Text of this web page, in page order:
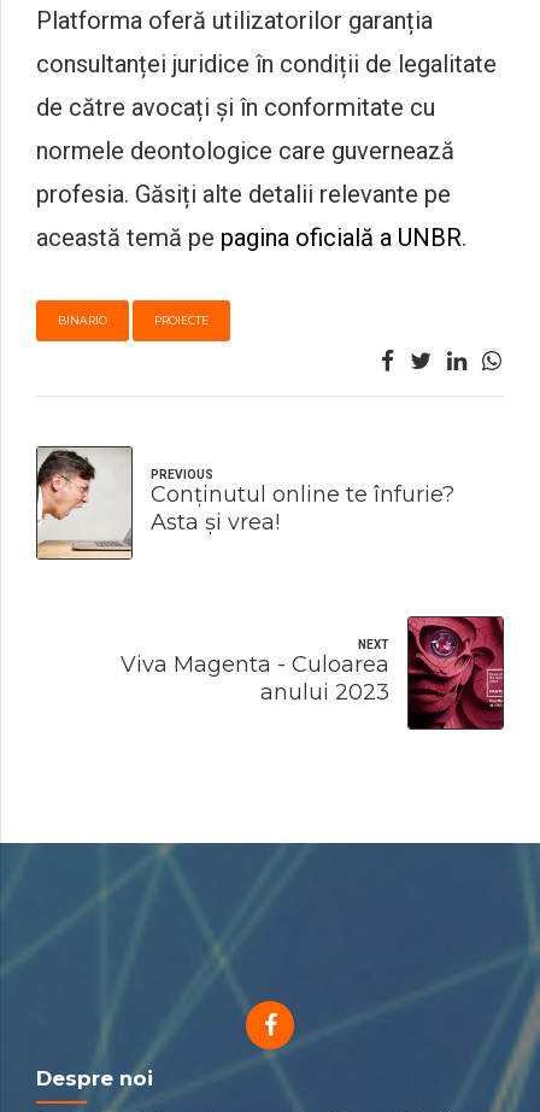
Platforma oferă utilizatorilor garanția
consultanței juridice în condiții de legalitate
de către avocați și în conformitate cu
normele deontologice care guvernează
profesia. Găsiți alte detalii relevante pe
această temă pe pagina oficială a UNBR.
BINARIO PROIECTE
PREVIOUS
Conținutul online te înfurie?
Asta și vrea!
NEXT
Viva Magenta - Culoarea
anului 2023
Despre noi